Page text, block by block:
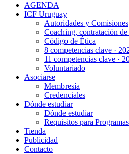
AGENDA
ICF Uruguay
Autoridades y Comisiones
Coaching, contratación de
Código de Ética
8 competencias clave ·
11 competencias clave ·
Voluntariado
Asociarse
Membresía
Credenciales
Dónde estudiar
Dónde estudiar
Requisitos para
Tienda
Publicidad
Contacto